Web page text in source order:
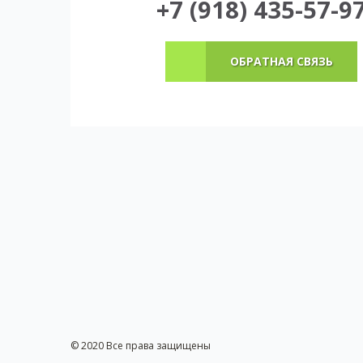
+7 (918) 435-57-
ОБРАТНАЯ СВЯЗЬ
© 2020 Все права защищены